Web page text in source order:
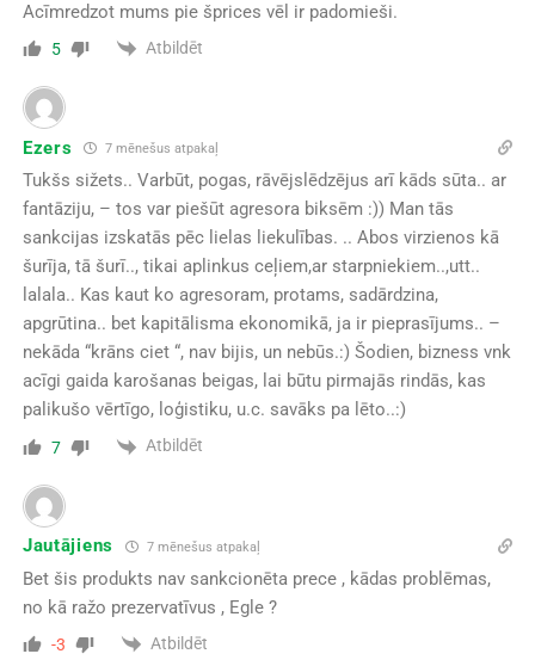
Acīmredzot mums pie šprices vēl ir padomieši.
5 Atbildēt
Ezers 7 mēnešus atpakaļ
Tukšs sižets.. Varbūt, pogas, rāvējslēdzējus arī kāds sūta.. ar
fantāziju, – tos var piešūt agresora biksēm :)) Man tās
sankcijas izskatās pēc lielas liekulības. .. Abos virzienos kā
šurīja, tā šurī.., tikai aplinkus ceļiem,ar starpniekiem..,utt..
lalala.. Kas kaut ko agresoram, protams, sadārdzina,
apgrūtina.. bet kapitālisma ekonomikā, ja ir pieprasījums.. –
nekāda “krāns ciet “, nav bijis, un nebūs.:) Šodien, bizness vnk
acīgi gaida karošanas beigas, lai būtu pirmajās rindās, kas
palikušo vērtīgo, loģistiku, u.c. savāks pa lēto..:)
7 Atbildēt
Jautājiens 7 mēnešus atpakaļ
Bet šis produkts nav sankcionēta prece , kādas problēmas,
no kā ražo prezervatīvus , Egle ?
-3 Atbildēt